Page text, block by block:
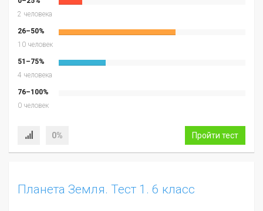
2 человека
26–50%
10 человек
51–75%
4 человека
76–100%
0 человек
0% Пройти тест
Планета Земля. Тест 1. 6 класс